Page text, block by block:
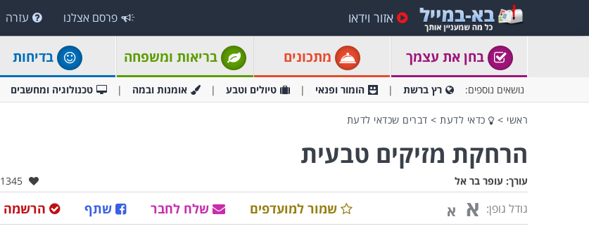
אזור וידאו פרסם אצלנו עזרה
בחן את עצמך מתכונים בריאות ומשפחה בדיחות
נושאים נוספים: רץ ברשת הומור ופנאי טיולים וטבע אומנות ובמה טכנולוגיה ומחשבים
ראשי > כדאי לדעת > דברים שכדאי לדעת
הרחקת מזיקים טבעית
עורך: עופר בר אל אהבו:
1345
גודל גופן: א א הרשמה שתף שלח לחבר שמור למועדפים